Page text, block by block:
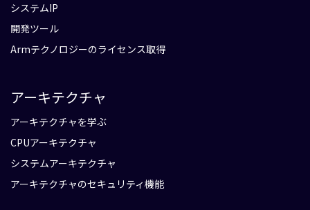
システムIP
開発ツール
Armテクノロジーのライセンス取得
アーキテクチャ
アーキテクチャを学ぶ
CPUアーキテクチャ
システムアーキテクチャ
アーキテクチャのセキュリティ機能